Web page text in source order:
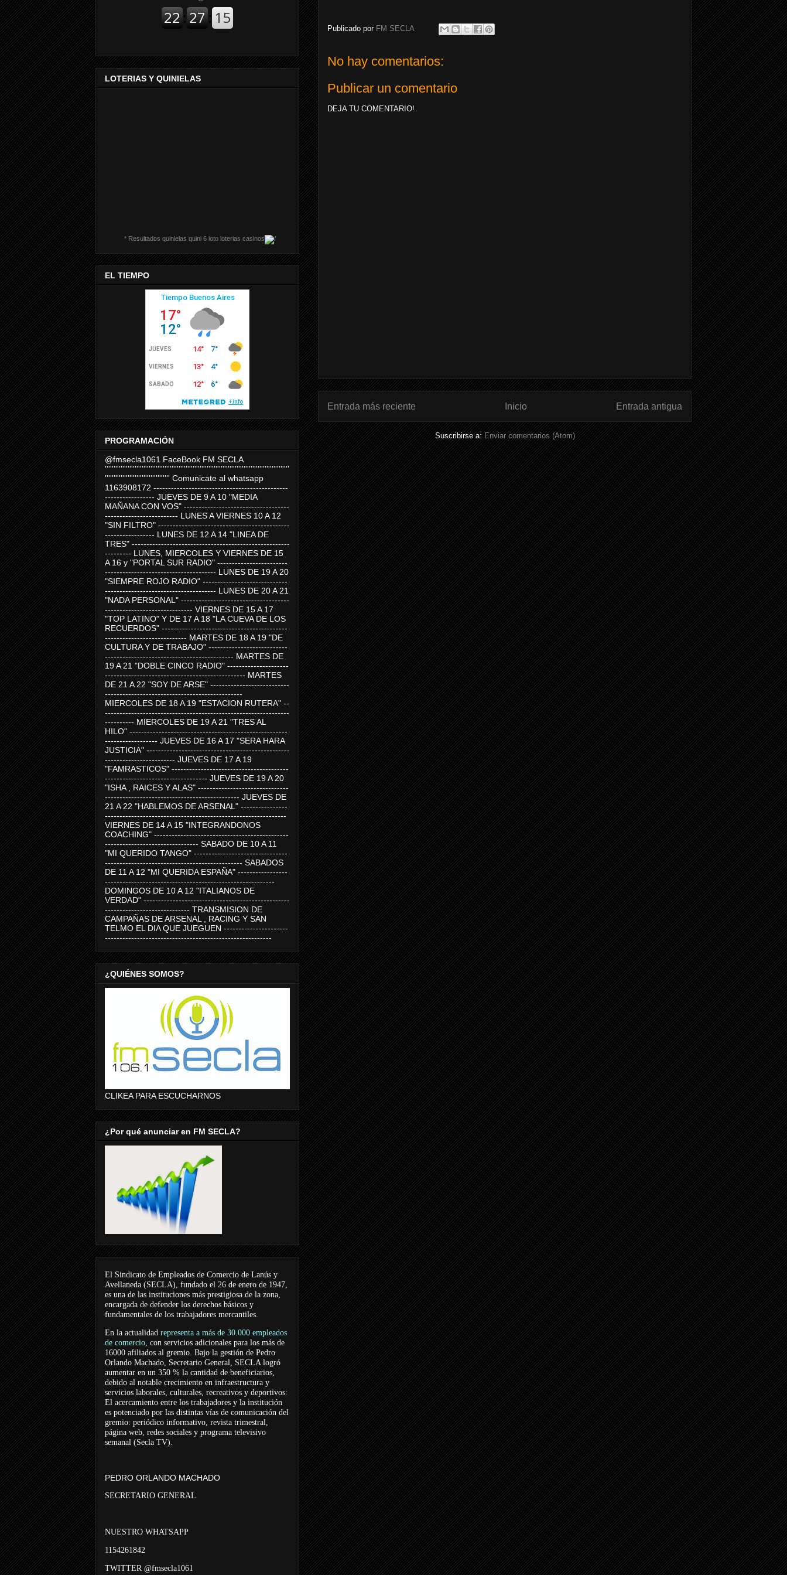
Publicado por FM SECLA
No hay comentarios:
Publicar un comentario
DEJA TU COMENTARIO!
Entrada más reciente Entrada antigua
Inicio
Suscribirse a: Enviar comentarios (Atom)
LOTERIAS Y QUINIELAS
* Resultados quinielas quini 6 loto loterias casinos
EL TIEMPO
PROGRAMACIÓN
@fmsecla1061 FaceBook FM SECLA
'''''''''''''''''''''''''''''''''''''''''''''''''''''''''''''''''''''''''''''''''''''''''''''''''''''''''
''''''''''''''''''''''''''''''''''''' Comunicate al whatsapp
1163908172 ----------------------------------------------
----------------- JUEVES DE 9 A 10 "MEDIA
MAÑANA CON VOS" ------------------------------------
------------------------- LUNES A VIERNES 10 A 12
"SIN FILTRO" ---------------------------------------------
----------------- LUNES DE 12 A 14 "LINEA DE
TRES" ------------------------------------------------------
--------- LUNES, MIERCOLES Y VIERNES DE 15
A 16 y "PORTAL SUR RADIO" ------------------------
-------------------------------------- LUNES DE 19 A 20
"SIEMPRE ROJO RADIO" -----------------------------
-------------------------------------- LUNES DE 20 A 21
"NADA PERSONAL" -------------------------------------
------------------------------ VIERNES DE 15 A 17
"TOP LATINO" Y DE 17 A 18 "LA CUEVA DE LOS
RECUERDOS" -------------------------------------------
---------------------------- MARTES DE 18 A 19 "DE
CULTURA Y DE TRABAJO" ---------------------------
-------------------------------------------- MARTES DE
19 A 21 "DOBLE CINCO RADIO" ---------------------
------------------------------------------------ MARTES
DE 21 A 22 "SOY DE ARSE" ---------------------------
-----------------------------------------------
MIERCOLES DE 18 A 19 "ESTACION RUTERA" --
---------------------------------------------------------------
---------- MIERCOLES DE 19 A 21 "TRES AL
HILO" ------------------------------------------------------
------------------ JUEVES DE 16 A 17 "SERA HARA
JUSTICIA" -------------------------------------------------
------------------------ JUEVES DE 17 A 19
"FAMRASTICOS" ----------------------------------------
----------------------------------- JUEVES DE 19 A 20
"ISHA , RAICES Y ALAS" -------------------------------
---------------------------------------------- JUEVES DE
21 A 22 "HABLEMOS DE ARSENAL" ----------------
--------------------------------------------------------------
VIERNES DE 14 A 15 "INTEGRANDONOS
COACHING" ----------------------------------------------
-------------------------------- SABADO DE 10 A 11
"MI QUERIDO TANGO" --------------------------------
----------------------------------------------- SABADOS
DE 11 A 12 "MI QUERIDA ESPAÑA" -----------------
----------------------------------------------------------
DOMINGOS DE 10 A 12 "ITALIANOS DE
VERDAD" --------------------------------------------------
----------------------------- TRANSMISION DE
CAMPAÑAS DE ARSENAL , RACING Y SAN
TELMO EL DIA QUE JUEGUEN ----------------------
---------------------------------------------------------
¿QUIÉNES SOMOS?
CLIKEA PARA ESCUCHARNOS
¿Por qué anunciar en FM SECLA?
El Sindicato de Empleados de Comercio de Lanús y
Avellaneda (SECLA), fundado el 26 de enero de 1947,
es una de las instituciones más prestigiosa de la zona,
encargada de defender los derechos básicos y
fundamentales de los trabajadores mercantiles.
En la actualidad representa a más de 30.000 empleados
de comercio, con servicios adicionales para los más de
16000 afiliados al gremio. Bajo la gestión de Pedro
Orlando Machado, Secretario General, SECLA logró
aumentar en un 350 % la cantidad de beneficiarios,
debido al notable crecimiento en infraestructura y
servicios laborales, culturales, recreativos y deportivos:
El acercamiento entre los trabajadores y la institución
es potenciado por las distintas vías de comunicación del
gremio: periódico informativo, revista trimestral,
página web, redes sociales y programa televisivo
semanal (Secla TV).
PEDRO ORLANDO MACHADO
SECRETARIO GENERAL
NUESTRO WHATSAPP
1154261842
TWITTER @fmsecla1061